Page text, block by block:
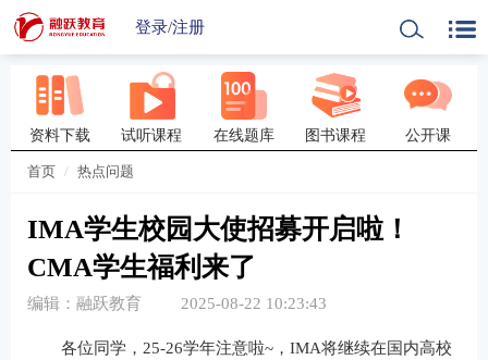
登录/注册
资料下载 试听课程 在线题库 图书课程 公开课
首页 热点问题
IMA学生校园大使招募开启啦！
CMA学生福利来了
编辑：融跃教育 2025-08-22 10:23:43
各位同学，25-26学年注意啦~，IMA将继续在国内高校